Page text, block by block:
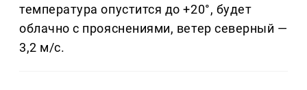
температура опустится до +20°, будет
облачно с прояснениями, ветер северный —
3,2 м/с.